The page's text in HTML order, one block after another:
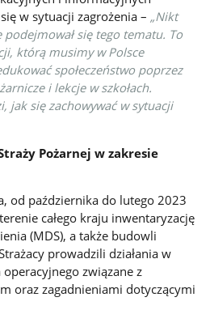
w sytuacji zagrożenia –„Nikt
się tego tematu. To
którą musimy w Polsce
społeczeństwo poprzez
i lekcje w szkołach.
jak się zachowywać w sytuacji
Pożarnej w zakresie
od października do lutego 2023
całego kraju inwentaryzację
(MDS), a także budowli
prowadzili działania w
związane z
oraz zagadnieniami dotyczącymi